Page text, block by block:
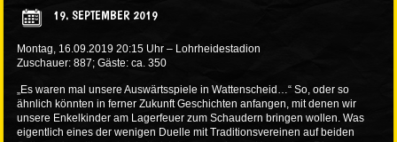
19. SEPTEMBER 2019
Montag, 16.09.2019 20:15 Uhr – Lohrheidestadion
Zuschauer: 887; Gäste: ca. 350
„Es waren mal unsere Auswärtsspiele in Wattenscheid…“ So, oder so
ähnlich könnten in ferner Zukunft Geschichten anfangen, mit denen wir
unsere Enkelkinder am Lagerfeuer zum Schaudern bringen wollen. Was
eigentlich eines der wenigen Duelle mit Traditionsvereinen auf beiden